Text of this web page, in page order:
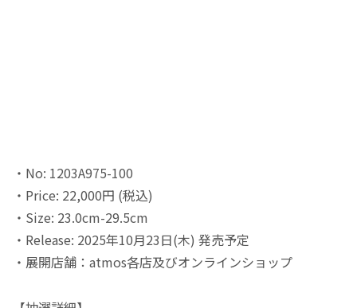
・No: 1203A975-100
・Price: 22,000円 (税込)
・Size: 23.0cm-29.5cm​
・Release: 2025年10月23日(木) 発売予定
・展開店舗：atmos各店及びオンラインショップ